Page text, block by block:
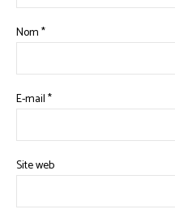
Nom*
E-mail*
Site web